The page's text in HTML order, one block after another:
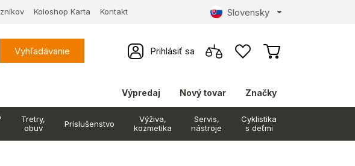
Koloshop Karta Kontakt Slovensky
Vyhľadávanie Prihlásiť sa
Výpredaj Nový tovar Značky
Tretry,
obuv
Príslušenstvo
Výživa,
kozmetika
Servis,
nástroje
Cyklistika
s deťmi